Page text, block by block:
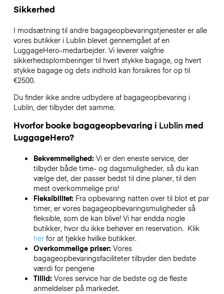
Sikkerhed
I modsætning til andre bagageopbevaringstjenesterer alle
vores butikker i Lublinblevet gennemgået af en
LuggageHero-medarbejder. Vi leverer valgfrie
sikkerhedsplomberinger til hvert stykke bagage, og hvert
stykke bagage og dets indhold kan forsikres for op til
€2500.
Du finder ikke andre udbydere af bagageopbevaring i
Lublin, der tilbyder det samme.
Hvorfor booke bagageopbevaring i Lublinmed
LuggageHero?
Bekvemmelighed: Vi er den eneste service, der
tilbyder både time- og dagsmuligheder, så du kan
vælge det, der passer bedst til dine planer, til den
mest overkommelige pris!
Fleksibilitet: Fra opbevaring natten over til blot et par
timer, er vores bagageopbevaringsmuligheder så
fleksible, som de kan blive! Vi har endda nogle
butikker, hvor du ikke behøver en reservation. Klik
herfor at tjekke hvilke butikker.
Overkommelige priser: Vores
bagageopbevaringsfaciliteter tilbyder den bedste
værdi for pengene
Tillid: Vores service har de bedste og de fleste
anmeldelser på markedet.